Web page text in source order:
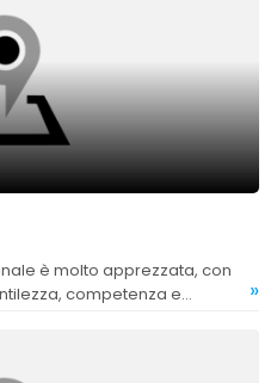
competenza e
»